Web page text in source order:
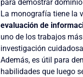
para demostrar
La monografía tiene la
evaluación de
uno de los trabajos
investigación
Además, es útil para
habilidades que luego